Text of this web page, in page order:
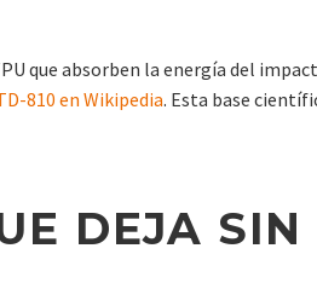
que absorben la energía del
810 en Wikipedia. Esta base
DEJA